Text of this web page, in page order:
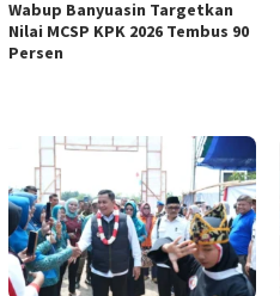
Wabup Banyuasin Targetkan
Nilai MCSP KPK 2026 Tembus 90
Persen